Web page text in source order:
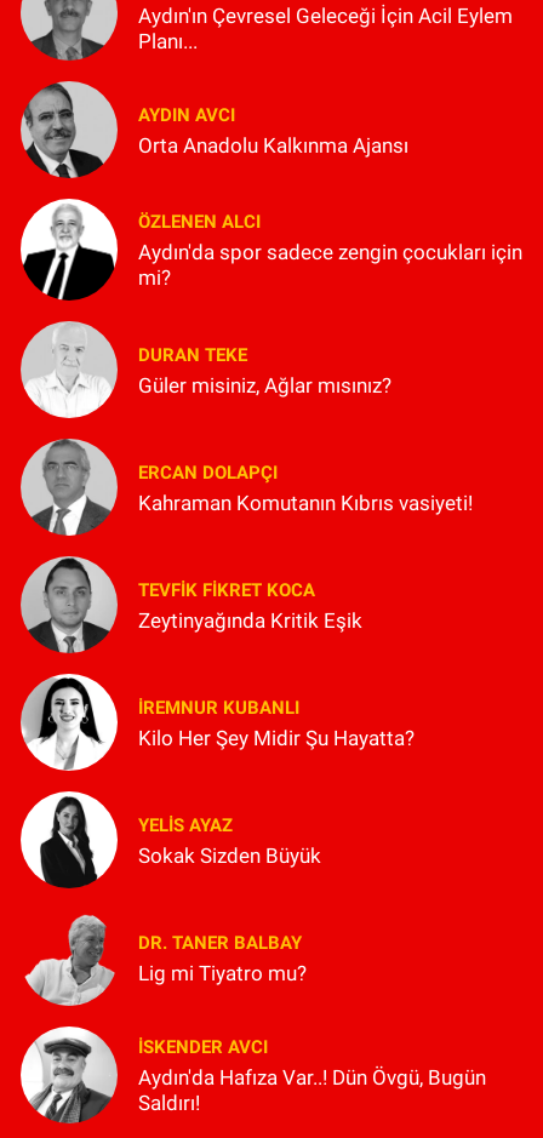
Aydın'ın Çevresel Geleceği İçin Acil Eylem
Planı...
AYDIN AVCI
Orta Anadolu Kalkınma Ajansı
ÖZLENEN ALCI
Aydın'da spor sadece zengin çocukları için
mi?
DURAN TEKE
Güler misiniz, Ağlar mısınız?
ERCAN DOLAPÇI
Kahraman Komutanın Kıbrıs vasiyeti!
TEVFIK FIKRET KOCA
Zeytinyağında Kritik Eşik
İREMNUR KUBANLI
Kilo Her Şey Midir Şu Hayatta?
YELIS AYAZ
Sokak Sizden Büyük
DR. TANER BALBAY
Lig mi Tiyatro mu?
İSKENDER AVCI
Aydın'da Hafıza Var..! Dün Övgü, Bugün
Saldırı!